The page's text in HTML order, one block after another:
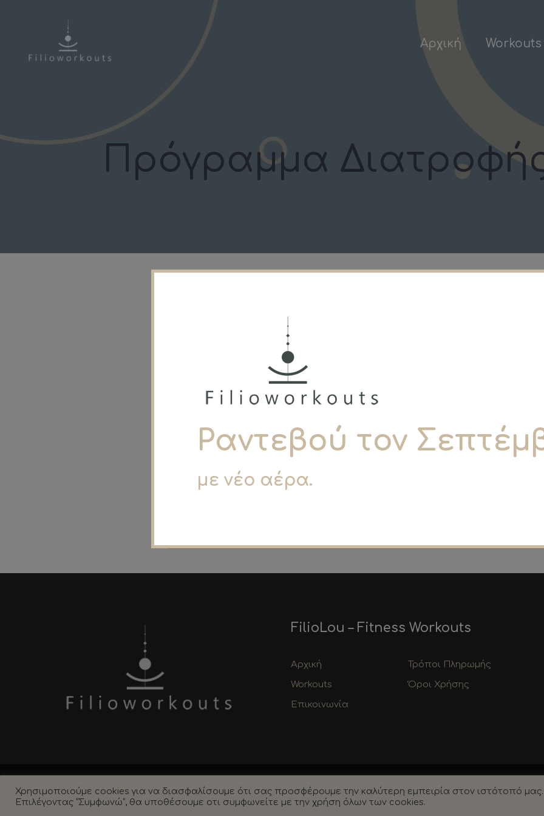
Αρχική Workouts
Πρόγραμμα
FilioLou – Fitness Workouts
Αρχική
Τρόποι Πληρωμής
Workouts
Όροι Χρήσης
Επικοινωνία
Copyright ©2021 FilioLou - Fitness Workouts. All Rights Reserved.
Χρησιμοποιούμε cookies για να διασφαλίσουμε ότι σας προσφέρουμε την καλύτερη εμπειρία στον ιστότοπό μας.
Επιλέγοντας “Συμφωνώ”, θα υποθέσουμε οτι συμφωνείτε με την χρήση όλων των cookies.
Ραντεβού τον
με νέο αέρα.